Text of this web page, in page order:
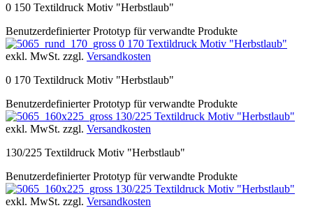
0 150 Textildruck Motiv "Herbstlaub"
Benutzerdefinierter Prototyp für verwandte Produkte
0 170 Textildruck Motiv "Herbstlaub"
exkl. MwSt. zzgl. Versandkosten
0 170 Textildruck Motiv "Herbstlaub"
Benutzerdefinierter Prototyp für verwandte Produkte
130/225 Textildruck Motiv "Herbstlaub"
exkl. MwSt. zzgl. Versandkosten
130/225 Textildruck Motiv "Herbstlaub"
Benutzerdefinierter Prototyp für verwandte Produkte
130/225 Textildruck Motiv "Herbstlaub"
exkl. MwSt. zzgl. Versandkosten